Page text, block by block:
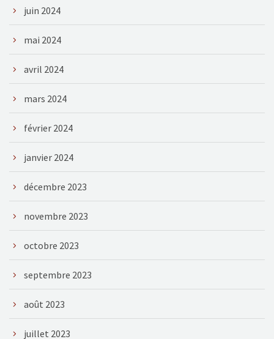
juin 2024
mai 2024
avril 2024
mars 2024
février 2024
janvier 2024
décembre 2023
novembre 2023
octobre 2023
septembre 2023
août 2023
juillet 2023